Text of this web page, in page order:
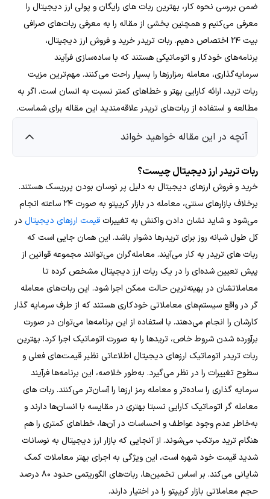
ضمن بررسی نحوه کار، بهترین ربات های رایگان و پولی ارز دیجیتال را
معرفی می‌کنیم و همچنین بخشی از مقاله را به معرفی ربات‌های صرافی
بیت ۲۴ اختصاص دهیم. ربات تریدر خرید و فروش ارز دیجیتال،
برنامه‌های خودکار و اتوماتیکی هستند که با ساده‌سازی فرآیند
سرمایه‌گذاری، معامله رمزارزها را بسیار راحت می‌کنند. مهم‌ترین مزیت
ربات ترید، ارائه کارایی بهتر و خطاهای کمتر نسبت به انسان است. اگر به
مطالعه و استفاده از ربات‌های تریدر علاقه‌مندید این مقاله برای شماست.
آنچه در این مقاله خواهید خواند
ربات تریدر ارز دیجیتال چیست؟
خرید و فروش ارزهای دیجیتال به دلیل پر نوسان بودن پرریسک هستند.
برخلاف بازارهای سنتی، معامله در بازار کریپتو به صورت ۲۴ ساعته انجام
می‌شود و شاید نشان دادن واکنش به تغییرات قیمت ارزهای دیجیتال در
کل طول شبانه روز برای تریدرها دشوار باشد. این همان جایی است که
ربات های تریدر به کار می‌آیند. معامله‌گران می‌توانند مجموعه قوانین از
پیش تعیین شده‌ای را در یک ربات ارز دیجیتال مشخص کرده تا
معاملاتشان در بهینه‌ترین حالت ممکن اجرا شود. این ربات‌های معامله
گر در واقع سیستم‌های معاملاتی خودکاری هستند که از طرف سرمایه گذار
کارشان را انجام می‌دهند. با استفاده از این برنامه‌ها می‌توان در صورت
برآورده شدن شروط خاص، تریدها را به صورت اتوماتیک اجرا کرد. بهترین
ربات تریدر اتوماتیک ارزهای دیجیتال اطلاعاتی نظیر قیمت‌های فعلی و
سطوح تغییرات را در نظر می‌گیرد. به‌طور خلاصه، این برنامه‌ها فرآیند
سرمایه گذاری را ساده‌تر و معامله رمز ارزها را آسان‌تر می‌کنند. ربات های
معامله گر اتوماتیک کارایی نسبتا بهتری در مقایسه با انسان‌ها دارند و
به‌خاطر عدم وجود عواطف و احساسات در آن‌ها، خطاهای کمتری را هم
هنگام ترید مرتکب می‌شوند. از آنجایی که بازار ارز دیجیتال به نوسانات
شدید قیمت خود شهره است، این ویژگی به اجرای بهتر معاملات کمک
شایانی می‌کند. بر اساس تخمین‌ها، ربات‌های الگوریتمی حدود ۸۰ درصد
حجم معاملاتی بازار کریپتو را در اختیار دارند.